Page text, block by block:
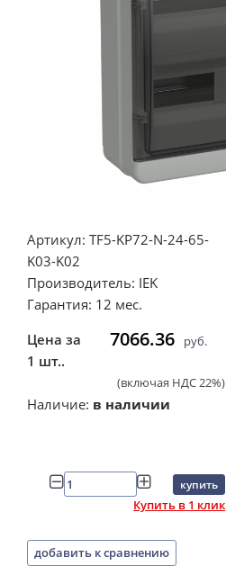
Артикул: TF5-KP72-N-24-65-
K03-K02
Производитель: IEK
Гарантия: 12 мес.
Цена за
1 шт..
7066.36 руб.
(включая НДС 22%)
Наличие: в наличии
купить
Купить в 1 клик
добавить к сравнению